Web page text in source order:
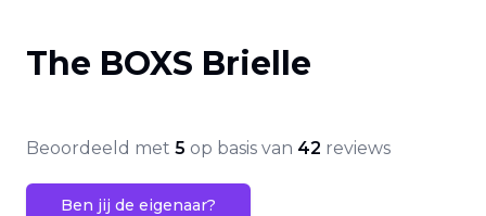
The BOXS Brielle
Beoordeeld met 5 op basis van 42 reviews
Ben jij de eigenaar?